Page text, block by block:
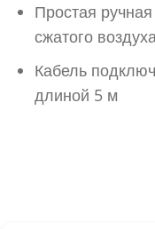
Простая
сжатого
Кабель
длиной 5 м